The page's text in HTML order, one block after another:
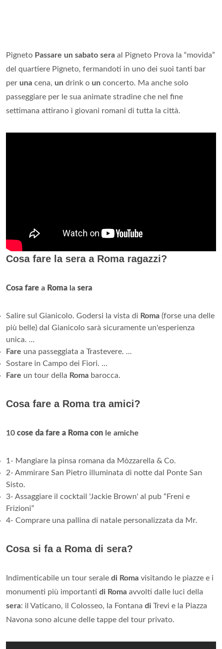
Pigneto Passare un sabato sera al Pigneto Prova la “movida”
del quartiere Pigneto, fermandoti in uno dei suoi tanti bar
per una cena, un drink o un concerto. Ma anche solo
passeggiare per le sua animate stradine che nel fine
settimana attirano i giovani romani di tutta la città.
Cosa fare la sera a Roma ragazzi?
Cosa fare a Roma la sera
Salire sul Gianicolo. Godersi la vista di Roma (forse una delle
più belle) dal Gianicolo sarà sicuramente un'esperienza
unica. ...
Fare una passeggiata a Trastevere. ...
Sostare in Campo dei Fiori. ...
Fare un tour della Roma barocca.
Cosa fare a Roma tra amici?
10 cose da fare a Roma con le amiche
1- Mangiare la pinsa romana da Mòzzarella & Co.
2- Ammirare San Pietro illuminata di notte dal Ponte San
Sisto.
3- Assaggiare il cocktail 'Jackie Brown' al pub “Freni e
Frizioni”
4- Comprare una pallina di natale personalizzata da Mr.
Cosa si fa a Roma di sera?
Indimenticabile un tour serale di Roma visitando le piazze e i
monumenti più importanti di Roma avvolti dalle luci della
sera: il Vaticano, il Colosseo, la Fontana di Trevi e la Piazza
Navona sono alcune delle tappe del tour privato.